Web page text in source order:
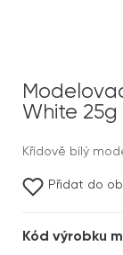
White 25g
Křídově bílý
Přidat do
Kód výrobku